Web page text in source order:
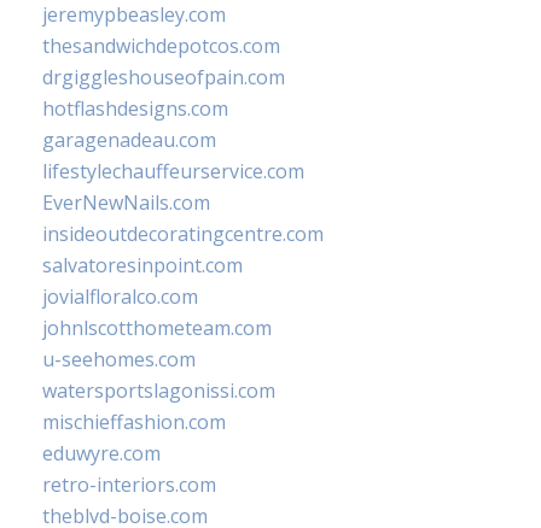
jeremypbeasley.com
thesandwichdepotcos.com
drgiggleshouseofpain.com
hotflashdesigns.com
garagenadeau.com
lifestylechauffeurservice.com
EverNewNails.com
insideoutdecoratingcentre.com
salvatoresinpoint.com
jovialfloralco.com
johnlscotthometeam.com
u-seehomes.com
watersportslagonissi.com
mischieffashion.com
eduwyre.com
retro-interiors.com
theblvd-boise.com